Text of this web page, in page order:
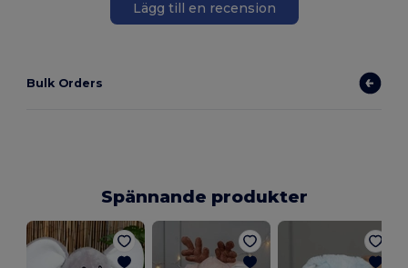
Lägg till en recension
Bulk Orders
Spännande produkter